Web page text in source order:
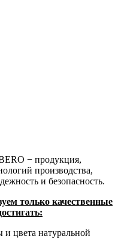
− продукция,
производства,
и безопасность.
только качественные
и цвета натуральной